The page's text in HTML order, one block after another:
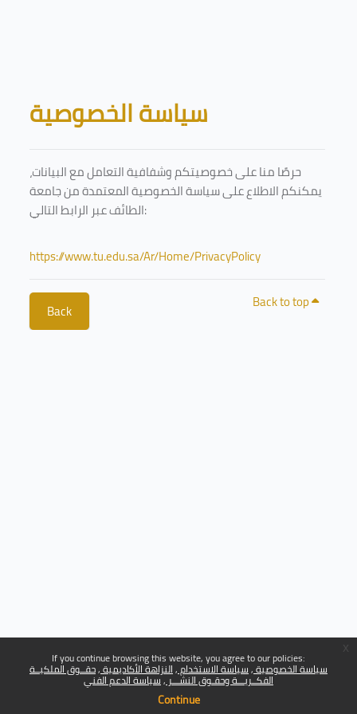
If you continue browsing this website, you agree to our policies:
سياسة الخصوصية سياسة الاستخدام النزاهة الأكاديمية حقــوق الملكيــة
الفكــريـــة وحقـوق النشـــر سياسة الدعم الفني
Continue
Blocks
سياسة الخصوصية
حرصًا منا على خصوصيتكم وشفافية التعامل مع البيانات،
يمكنكم الاطلاع على سياسة الخصوصية المعتمدة من جامعة
الطائف عبر الرابط التالي:
https://www.tu.edu.sa/Ar/Home/PrivacyPolicy
Back Back to top